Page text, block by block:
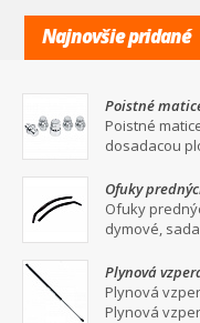
Najnovšie pridané
Poistné
dosadacou
Poistné
dosadacou
Ofuky
dymové, sada
Ofuky
dymové,
Plynová
Plynová
Plynová